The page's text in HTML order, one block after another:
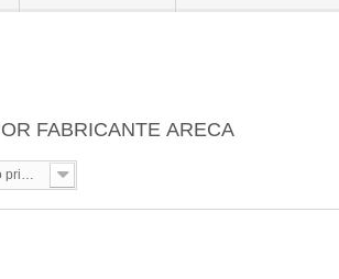
FABRICANTE ARECA